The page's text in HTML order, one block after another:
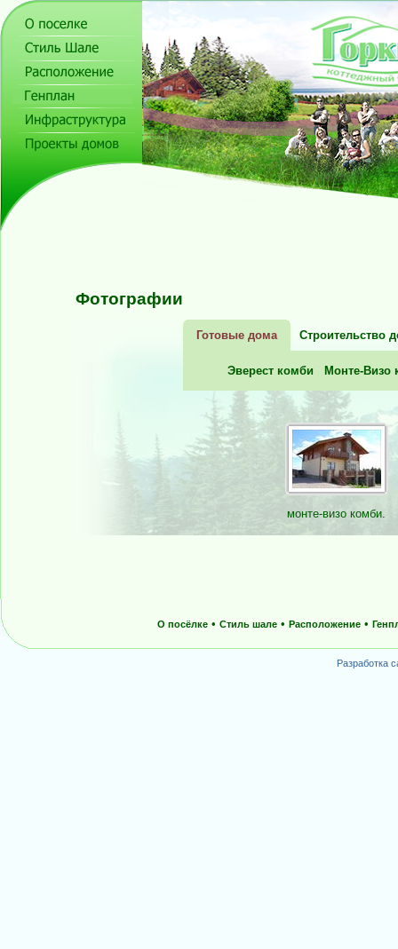
Фотографии
Готовые дома Строительство
Эверест комби Монте-Визо
монте-визо комби.
О посёлке • Стиль шале • Расположение •
Разработка